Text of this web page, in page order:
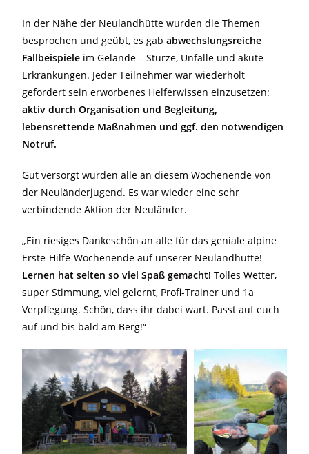
In der Nähe der Neulandhütte wurden die Themen
besprochen und geübt, es gababwechslungsreiche
Fallbeispiele im Gelände – Stürze, Unfälle und akute
Erkrankungen. Jeder Teilnehmer war wiederholt
gefordert sein erworbenes Helferwissen einzusetzen:
aktiv durch Organisation und Begleitung,
lebensrettende Maßnahmen und ggf. den notwendigen
Notruf.
Gut versorgt wurden alle an diesem Wochenende von
der Neuländerjugend. Es war wieder eine sehr
verbindende Aktion der Neuländer.
„Ein riesiges Dankeschön an alle für das geniale alpine
Erste-Hilfe-Wochenende auf unserer Neulandhütte!
Lernen hat selten so viel Spaß gemacht! Tolles Wetter,
super Stimmung, viel gelernt, Profi-Trainer und 1a
Verpflegung. Schön, dass ihr dabei wart. Passt auf euch
auf und bis bald am Berg!“